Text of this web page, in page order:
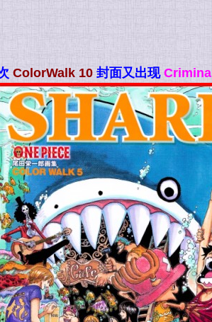
ColorWalk 10 封面又出现Criminal